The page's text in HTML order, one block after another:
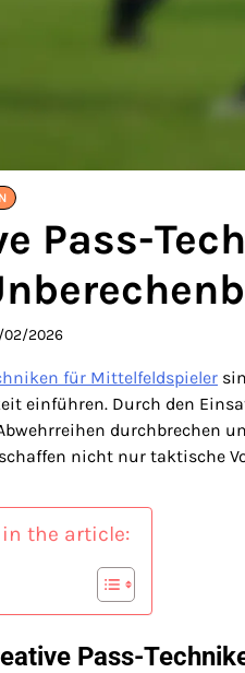
Pass-
02/2026
für Mittelfeldspieler
einführen. Durch den
durchbrechen
nicht nur taktische
the article:
Pass-